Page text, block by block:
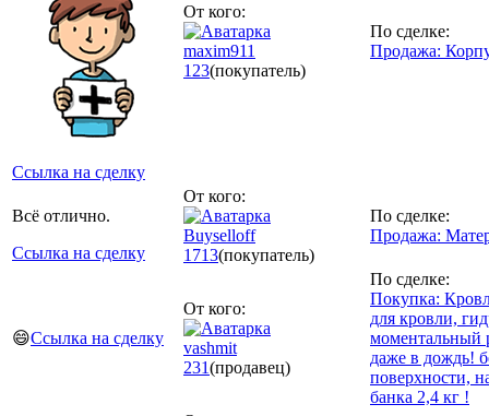
Ссылка на сделку
От кого:
maxim911
123(покупатель)
По сделке:
Продажа:
Всё отлично.
Ссылка на сделку
От кого:
Buyselloff
1713(покупатель)
По сделке:
Продажа:
😄Ссылка на сделку
От кого:
vashmit
231(продавец)
По сделке:
Покупка:
для кровли,
даже в дождь!
поверхности,
банка 2,4 кг !